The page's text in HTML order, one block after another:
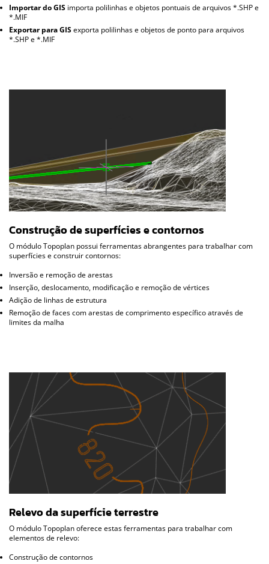
Importar do GIS importa polilinhas e objetos pontuais de arquivos *.SHP e
*.MIF
Exportar para GISexporta polilinhas e objetos de ponto para arquivos
*.SHP e *.MIF
Construção de superfícies e contornos
O módulo Topoplan possui ferramentas abrangentes para trabalhar com
superfícies e construir contornos:
Inversão e remoção de arestas
Inserção, deslocamento, modificação e remoção de vértices
Adição de linhas de estrutura
Remoção de faces com arestas de comprimento específico através de
limites da malha
Relevo da superfície terrestre
O módulo Topoplan oferece estas ferramentas para trabalhar com
elementos de relevo:
Construção de contornos